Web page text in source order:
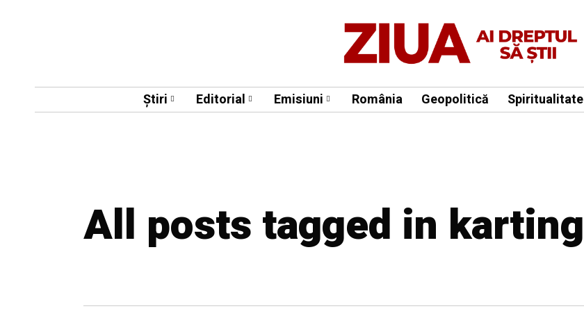
Știri Editorial Emisiuni România Geopolitică Spiritualitate
All posts tagged in karting